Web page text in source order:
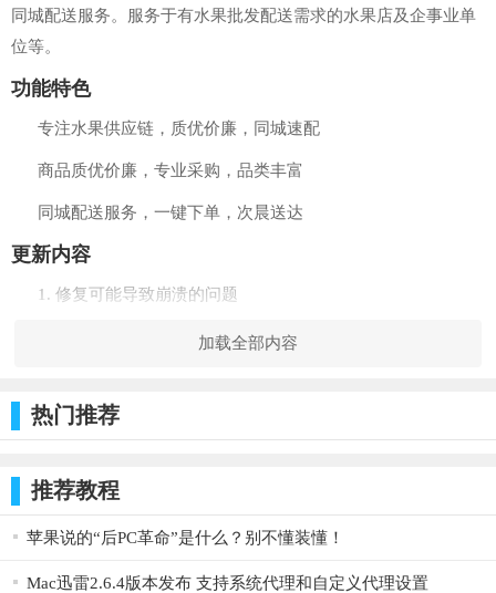
同城配送服务。服务于有水果批发配送需求的水果店及企事业单
位等。
功能特色
专注水果供应链，质优价廉，同城速配
商品质优价廉，专业采购，品类丰富
同城配送服务，一键下单，次晨送达
更新内容
1. 修复可能导致崩溃的问题
兔波波是新光互联旗下的末端网点配送服务品牌。兔波波结
配送服务。同时，兔波波为合作方提供高效、便捷的技术支持、
运营支持及优惠政策，为合作方赋能、成就自己，愿景成为全国
领先的全兼容配送服务平台。
加载全部内容
热门推荐
推荐教程
苹果说的“后PC革命”是什么？别不懂装懂！
Mac迅雷2.6.4版本发布 支持系统代理和自定义代理设置